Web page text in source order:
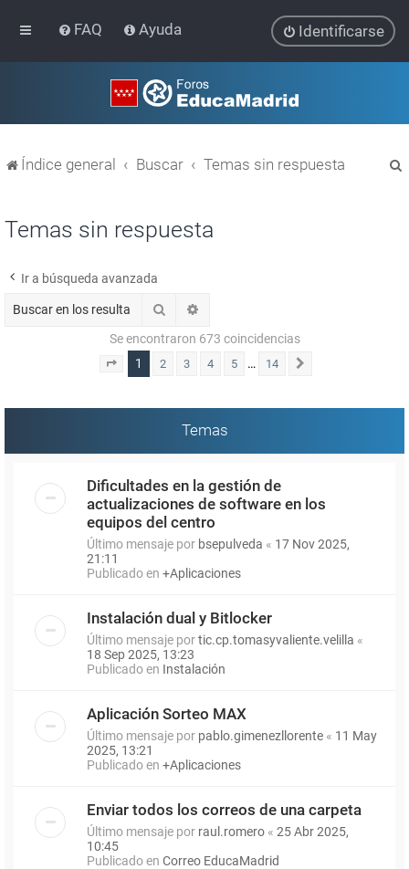
FAQ Ayuda Identificarse
Índice general Buscar Temas sin respuesta
Temas sin respuesta
Ir a búsqueda avanzada
Buscar
Se encontraron 673 coincidencias
Página 1de 14
1 2 3 4 5 … 14
Temas
Dificultades en la gestión de
actualizaciones de software en los
equipos del centro
Último mensaje por bsepulveda « 17 Nov 2025,
21:11
Publicado en +Aplicaciones
Instalación dual y Bitlocker
Último mensaje portic.cp.tomasyvaliente.velilla «
18 Sep 2025, 13:23
Publicado en Instalación
Aplicación Sorteo MAX
Último mensaje por pablo.gimenezllorente « 11 May
2025, 13:21
Publicado en +Aplicaciones
Enviar todos los correos de una carpeta
Último mensaje por raul.romero « 25 Abr 2025,
10:45
Publicado en Correo EducaMadrid